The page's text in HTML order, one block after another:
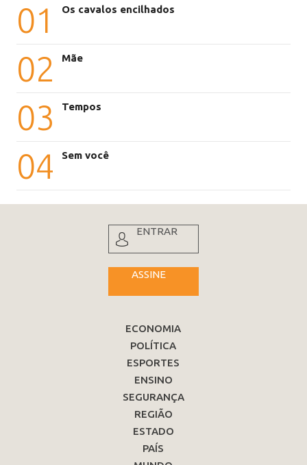
01 Os cavalos encilhados
02 Mãe
03 Tempos
04 Sem você
ENTRAR
ASSINE
ECONOMIA
POLÍTICA
ESPORTES
ENSINO
SEGURANÇA
REGIÃO
ESTADO
PAÍS